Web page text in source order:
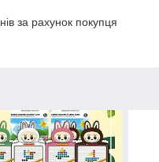
за рахунок покупця